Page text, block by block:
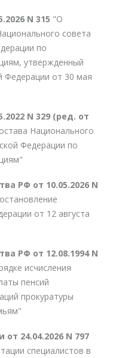
N 315 "О
совета
по
утвержденный
Федерации от 30 мая
N 329 (ред. от
Национального
Федерации по
РФ от 10.05.2026 N
от 12 августа
РФ от 12.08.1994 N
исчисления
пенсий
прокуратуры
24.04.2026 N 797
специалистов в